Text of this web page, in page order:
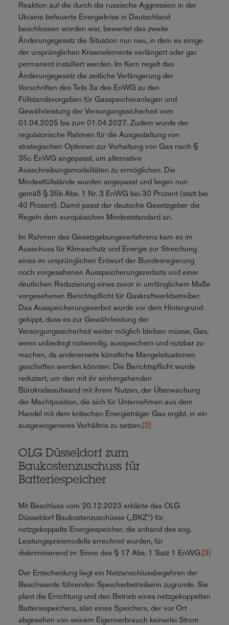
Reaktion auf die durch die russische Aggression in der
Ukraine befeuerte Energiekrise in Deutschland
beschlossen worden war, bewertet das zweite
Änderungsgesetz die Situation nun neu, in dem es einige
der ursprünglichen Krisenelemente verlängert oder gar
permanent installiert werden. Im Kern regelt das
Änderungsgesetz die zeitliche Verlängerung der
Vorschriften des Teils 3a des EnWG zu den
Füllstandsvorgaben für Gasspeicheranlagen und
Gewährleistung der Versorgungssicherheit vom
01.04.2025 bis zum 01.04.2027. Zudem wurde der
regulatorische Rahmen für die Ausgestaltung von
strategischen Optionen zur Vorhaltung von Gas nach §
35c EnWG angepasst, um alternative
Ausschreibungsmodalitäten zu ermöglichen. Die
Mindestfüllstände wurden angepasst und liegen nun
gemäß § 35b Abs. 1 Nr. 3 EnWG bei 30 Prozent (statt bei
40 Prozent). Damit passt der deutsche Gesetzgeber die
Regeln dem europäischen Mindeststandard an.
Im Rahmen des Gesetzgebungsverfahrens kam es im
Ausschuss für Klimaschutz und Energie zur Streichung
eines im ursprünglichen Entwurf der Bundesregierung
noch vorgesehenen Ausspeicherungsverbots und einer
deutlichen Reduzierung eines zuvor in umfänglichem Maße
vorgesehenen Berichtspflicht für Gaskraftwerkbetreiber.
Das Ausspeicherungsverbot wurde vor dem Hintergrund
gekippt, dass es zur Gewährleistung der
Versorgungssicherheit weiter möglich bleiben müsse, Gas,
wenn unbedingt notwendig, ausspeichern und nutzbar zu
machen, da andererseits künstliche Mangelsituationen
geschaffen werden könnten. Die Berichtspflicht wurde
reduziert, um den mit ihr einhergehenden
Bürokratieaufwand mit ihrem Nutzen, der Überwachung
der Machtposition, die sich für Unternehmen aus dem
Handel mit dem kritischen Energieträger Gas ergibt, in ein
ausgewogeneres Verhältnis zu setzen.[2]
OLG Düsseldorf zum
Baukostenzuschuss für
Batteriespeicher
Mit Beschluss vom 20.12.2023 erklärte das OLG
Düsseldorf Baukostenzuschüsse („BKZ“) für
netzgekoppelte Energiespeicher, die anhand des sog.
Leistungspreismodells errechnet wurden, für
diskriminierend im Sinne des § 17 Abs. 1 Satz 1 EnWG.[3]
Der Entscheidung liegt ein Netzanschlussbegehren der
Beschwerde führenden Speicherbetreiberin zugrunde. Sie
plant die Errichtung und den Betrieb eines netzgekoppelten
Batteriespeichers, also eines Speichers, der vor Ort
abgesehen von seinem Eigenverbrauch keinerlei Strom